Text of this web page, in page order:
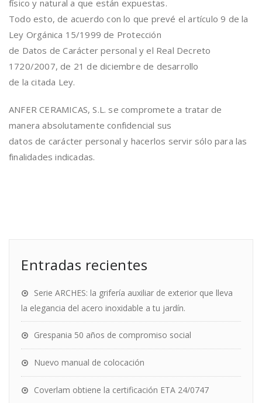
físico y natural a que están expuestas.
Todo esto, de acuerdo con lo que prevé el artículo 9 de la
Ley Orgánica 15/1999 de Protección
de Datos de Carácter personal y el Real Decreto
1720/2007, de 21 de diciembre de desarrollo
de la citada Ley.
ANFER CERAMICAS, S.L. se compromete a tratar de
manera absolutamente confidencial sus
datos de carácter personal y hacerlos servir sólo para las
finalidades indicadas.
Entradas recientes
Serie ARCHES: la grifería auxiliar de exterior que lleva
la elegancia del acero inoxidable a tu jardín.
Grespania 50 años de compromiso social
Nuevo manual de colocación
Coverlam obtiene la certificación ETA 24/0747